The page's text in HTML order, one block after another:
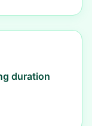
duration